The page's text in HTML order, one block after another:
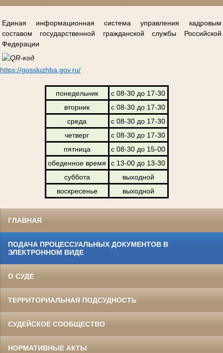
Единая информационная система управления кадровым
составом государственной гражданской службы Российской
Федерации
https://gossluzhba.gov.ru/
понедельник
с 08-30 до 17-30
вторник
с 08-30 до 17-30
среда
с 08-30 до 17-30
четверг
с 08-30 до 17-30
пятница
с 08-30 до 15-00
обеденное время
с 13-00 до 13-30
суббота
выходной
воскресенье
выходной
ГЛАВНАЯ
ПОДАЧА ПРОЦЕССУАЛЬНЫХ ДОКУМЕНТОВ В
ЭЛЕКТРОННОМ ВИДЕ
О СУДЕ
ТЕРРИТОРИАЛЬНАЯ ПОДСУДНОСТЬ
СУДЕЙСКОЕ СООБЩЕСТВО
НОРМАТИВНЫЕ АКТЫ